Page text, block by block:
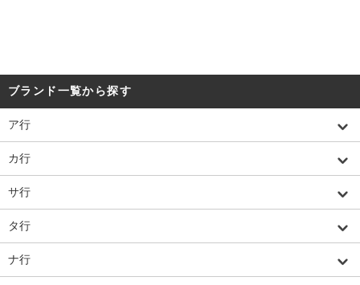
ブランド一覧から探す
ア行
カ行
サ行
タ行
ナ行